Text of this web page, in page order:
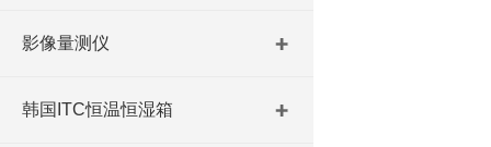
影像量测仪
韩国ITC恒温恒湿箱